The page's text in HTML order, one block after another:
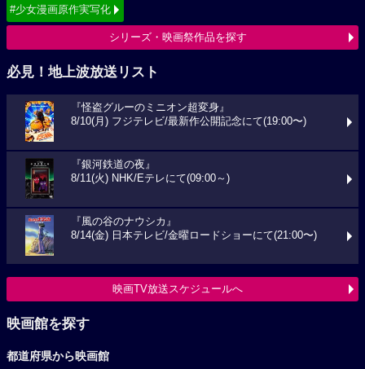
#少女漫画原作実写化
シリーズ・映画祭作品を探す
必見！地上波放送リスト
『怪盗グルーのミニオン超変身』
8/10(月) フジテレビ/最新作公開記念にて(19:00〜)
『銀河鉄道の夜』
8/11(火) NHK/Eテレにて(09:00～)
『風の谷のナウシカ』
8/14(金) 日本テレビ/金曜ロードショーにて(21:00〜)
映画TV放送スケジュールへ
映画館を探す
都道府県から映画館